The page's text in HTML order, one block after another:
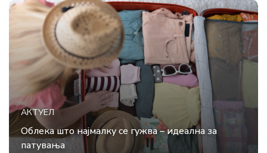
АКТУЕЛ
Облека што најмалку се гужва – идеална за
патувања